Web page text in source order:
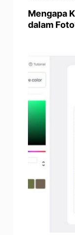
Mengapa
dalam